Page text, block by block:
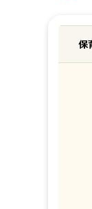
保